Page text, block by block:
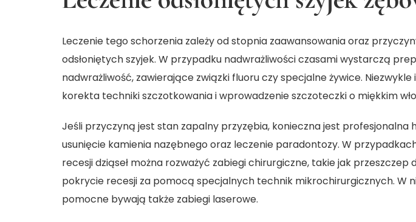
Leczenie tego schorzenia zależy od stopnia zaawansowania oraz
odsłoniętych szyjek. W przypadku nadwrażliwości czasami wystarczą
nadwrażliwość, zawierające związki fluoru czy specjalne żywice.
korekta techniki szczotkowania i wprowadzenie szczoteczki o miękkim
Jeśli przyczyną jest stan zapalny przyzębia, konieczna jest profesjonalna
usunięcie kamienia nazębnego oraz leczenie paradontozy. W
recesji dziąseł można rozważyć zabiegi chirurgiczne, takie jak przeszczep
pokrycie recesji za pomocą specjalnych technik mikrochirurgicznych. W
pomocne bywają także zabiegi laserowe.